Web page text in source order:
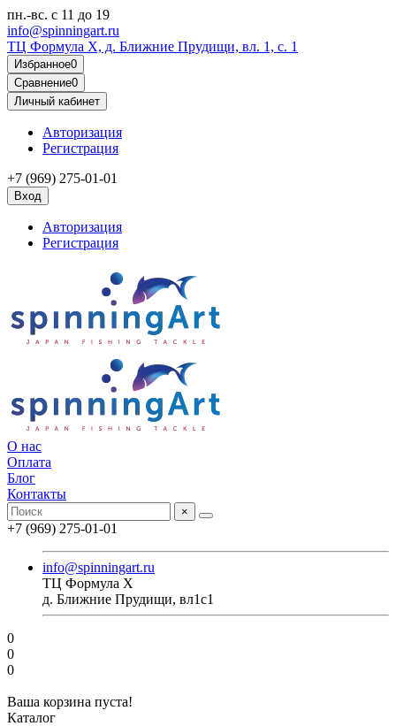
пн.-вс. с 11 до 19
info@spinningart.ru
ТЦ Формула X, д. Ближние Прудищи, вл. 1, с. 1
Избранное0
Сравнение0
Личный кабинет
Авторизация
Регистрация
+7 (969) 275-01-01
Вход
Авторизация
Регистрация
О нас
Оплата
Блог
Контакты
×
+7 (969) 275-01-01
info@spinningart.ru
ТЦ Формула X
д. Ближние Прудищи, вл1с1
0
0
0
Ваша корзина пуста!
Каталог